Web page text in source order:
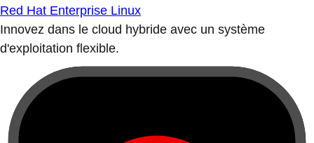
Red Hat Enterprise Linux
Innovez dans le cloud hybride avec un système
d'exploitation flexible.